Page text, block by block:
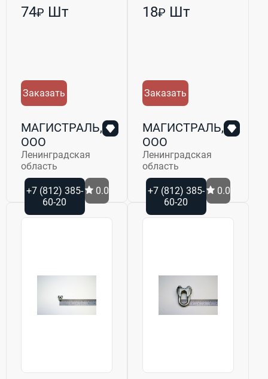
74₽ Шт
Заказать
МАГИСТРАЛЬ,
ООО
Ленинградская
область
+7 (812) 385-
60-20
0.0
18₽ Шт
Заказать
МАГИСТРАЛЬ,
ООО
Ленинградская
область
+7 (812) 385-
60-20
0.0